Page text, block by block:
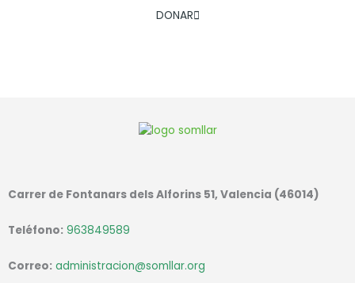
DONAR
Carrer de Fontanars dels Alforins 51, Valencia (46014)
Teléfono: 963849589
Correo: administracion@somllar.org